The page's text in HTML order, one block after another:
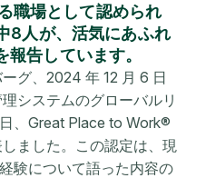
職場として認められ
8人が、活気にあふれ
告しています。
グ、2024 年 12 月 6 日
システムのグローバルリ
、Great Place to Work®
ました。この認定は、現
験について語った内容の